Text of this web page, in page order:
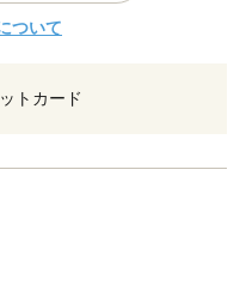
ついて
トカード